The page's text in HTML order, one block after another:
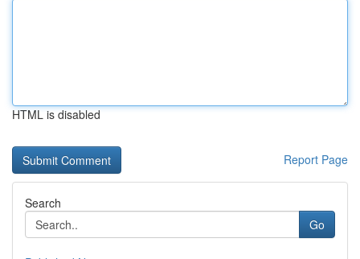
HTML is disabled
Report Page
Search
Go